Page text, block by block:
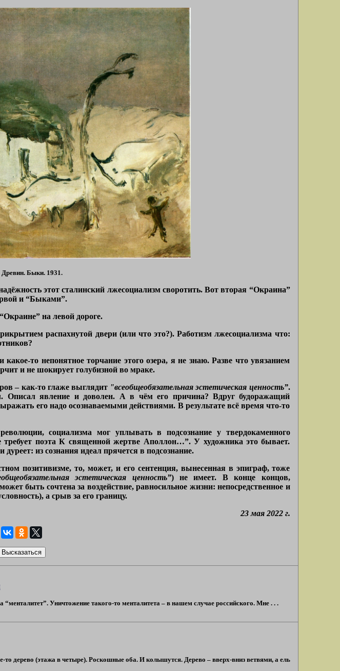
Древин. Быки. 1931.
этот сталинский лжесоциализм своротить. Вот вторая “Окраина”
и “Быками”.
на левой дороге.
распахнутой двери (или что это?). Работизм лжесоциализма что:
то непонятное торчание этого озера, я не знаю. Разве что увязанием
и не шокирует голубизной во мраке.
– как-то глаже выглядит "всеобщеобязательная эстетическая ценность”.
Описал явление и доволен. А в чём его причина? Вдруг будоражащий
его надо осознаваемыми действиями. В результате всё время что-то
социализма мог уплывать в подсознание у твердокаменного
поэта К священной жертве Аполлон…”. У художника это бывает.
из сознания идеал прячется в подсознание.
позитивизме, то, может, и его сентенция, вынесенная в эпиграф, тоже
эстетическая ценность”) не имеет. В конце концов,
быть сочтена за воздействие, равносильное жизни: непосредственное и
а срыв за его границу.
23 мая 2022 г.
Уничтожение такого-то менталитета – в нашем случае российского. Мне . . .
дерево (этажа в четыре). Роскошные оба. И колышутся. Дерево – вверх-вниз ветвями, а ель